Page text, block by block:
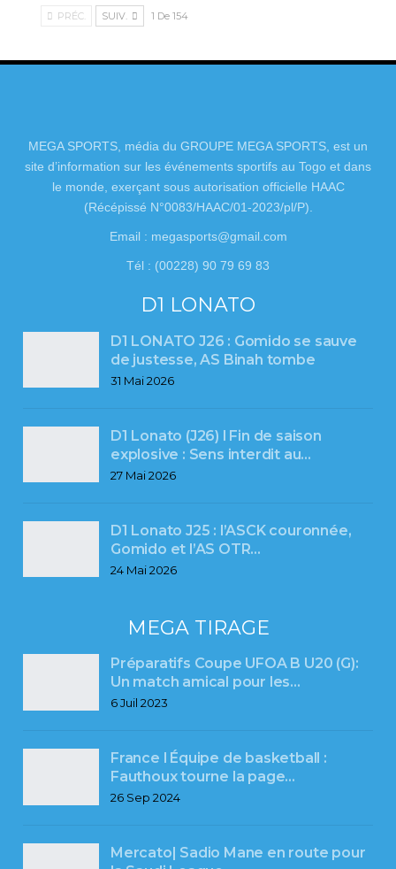
PRÉC. SUIV. 1 De 154
MEGA SPORTS, média du GROUPE MEGA SPORTS, est un
site d’information sur les événements sportifs au Togo et dans
le monde, exerçant sous autorisation officielle HAAC
(Récépissé N°0083/HAAC/01-2023/pl/P).
Email : megasports@gmail.com
Tél : (00228) 90 79 69 83
D1 LONATO
D1 LONATO J26 : Gomido se sauve
de justesse, AS Binah tombe
31 Mai 2026
D1 Lonato (J26) l Fin de saison
explosive : Sens interdit au…
27 Mai 2026
D1 Lonato J25 : l’ASCK couronnée,
Gomido et l’AS OTR…
24 Mai 2026
MEGA TIRAGE
Préparatifs Coupe UFOA B U20 (G):
Un match amical pour les…
6 Juil 2023
France l Équipe de basketball :
Fauthoux tourne la page…
26 Sep 2024
Mercato| Sadio Mane en route pour